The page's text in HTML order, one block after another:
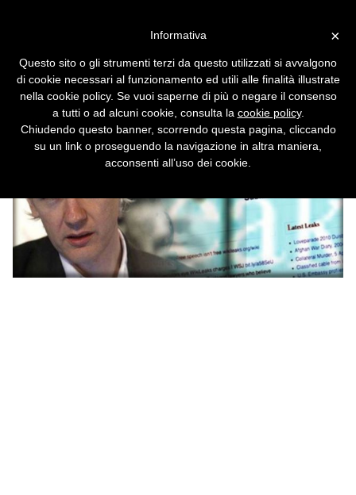
Attacco ransomware planetario
×
Informativa
Questo sito o gli strumenti terzi da questo utilizzati si avvalgono
di cookie necessari al funzionamento ed utili alle finalità illustrate
nella cookie policy. Se vuoi saperne di più o negare il consenso
a tutti o ad alcuni cookie, consulta la cookie policy.
Chiudendo questo banner, scorrendo questa pagina, cliccando
su un link o proseguendo la navigazione in altra maniera,
acconsenti all’uso dei cookie.